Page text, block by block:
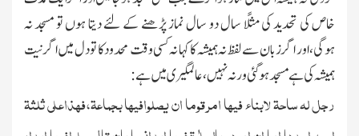
خاص کی تحدید کی مثلًا سال دو سال نماز پڑھنے کے لئے دیتا ہوں تو مسجد نہ
ہوگی،اور اگر زبان سے لفظ نہ ہمیشہ کا کہا نہ کسی وقت محدود کا تو دل میں اگر نیت
ہمیشہ کی ہے مسجد ہوگئی ورنہ نہیں،عالمگیری میں ہے:
رجل لہ ساحۃ لابناء فیہا امر قوما ان یصلوافیہا بجماعۃ،فھذاعلی ثلثۃ